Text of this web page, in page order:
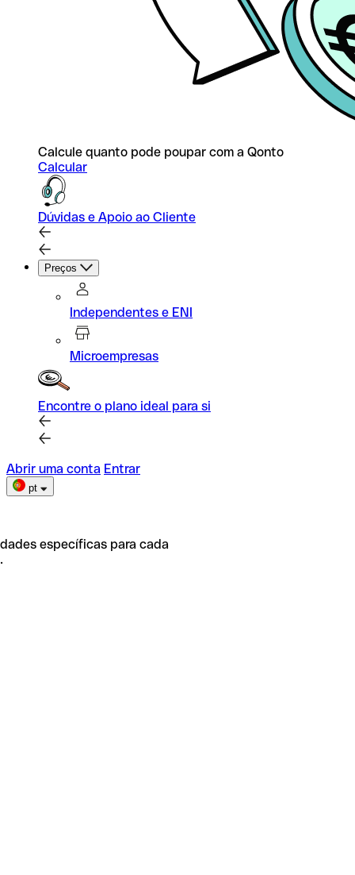
Calcule quanto pode poupar com a Qonto
Calcular
Dúvidas e Apoio ao Cliente
Preços
Independentes e ENI
Microempresas
Encontre o plano ideal para si
Abrir uma conta Entrar
pt
específicas para cada